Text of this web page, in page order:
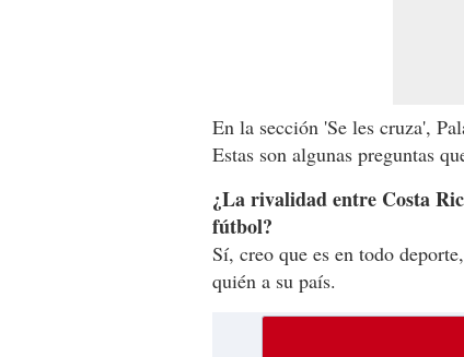
En la sección 'Se les cruza',
Estas son algunas preguntas
¿La rivalidad entre Costa
fútbol?
Sí, creo que es en todo
quién a su país.